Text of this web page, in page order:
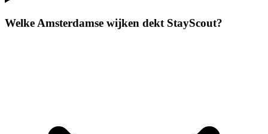
Welke Amsterdamse wijken dekt StayScout?